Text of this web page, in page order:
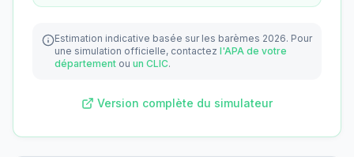
Estimation indicative basée sur les barèmes 2026. Pour
une simulation officielle, contactez l'APA de votre
département ou un CLIC.
Version complète du simulateur